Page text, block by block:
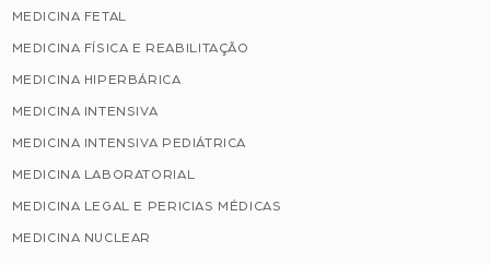
MEDICINA FETAL
MEDICINA FÍSICA E REABILITAÇÃO
MEDICINA HIPERBÁRICA
MEDICINA INTENSIVA
MEDICINA INTENSIVA PEDIÁTRICA
MEDICINA LABORATORIAL
MEDICINA LEGAL E PERICIAS MÉDICAS
MEDICINA NUCLEAR